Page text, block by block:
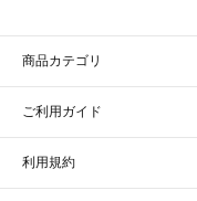
商品カテゴリ
ご利用ガイド
利用規約